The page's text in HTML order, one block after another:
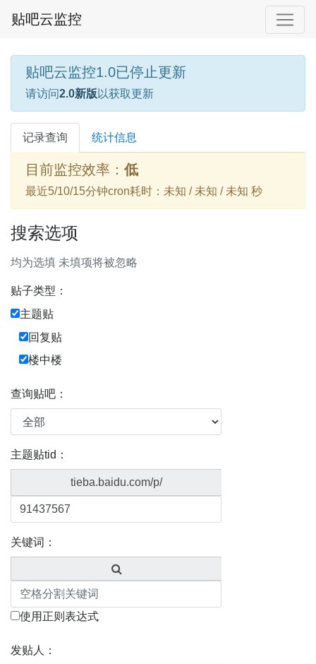
贴吧云监控
贴吧云监控1.0已停止更新
请访问2.0新版 以获取更新
记录查询 统计信息
目前监控效率： 低
最近5/10/15分钟cron耗时：未知 / 未知 / 未知 秒
搜索选项
均为选填 未填项将被忽略
贴子类型：
主题贴
回复贴
楼中楼
查询贴吧：
主题贴tid：
tieba.baidu.com/p/
关键词：
使用正则表达式
发贴人：